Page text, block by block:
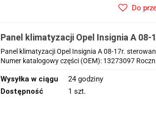
Do
Panel klimatyzacji Opel Insignia A 08-
nawiewem wentylacją 13273097
Panel klimatyzacji Opel Insignia A 08-17r.
Numer katalogowy części (OEM): 13273097
Wysyłka w ciągu
24 godziny
Dostępność
1 szt.